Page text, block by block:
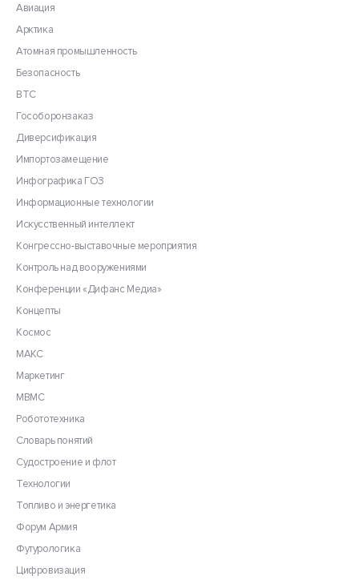
Авиация
Арктика
Атомная промышленность
Безопасность
ВТС
Гособоронзаказ
Диверсификация
Импортозамещение
Инфографика ГОЗ
Информационные технологии
Искусственный интеллект
Конгрессно-выставочные мероприятия
Контроль над вооружениями
Конференции «Дифанс Медиа»
Концепты
Космос
МАКС
Маркетинг
МВМС
Робототехника
Словарь понятий
Судостроение и флот
Технологии
Топливо и энергетика
Форум Армия
Футурологика
Цифровизация